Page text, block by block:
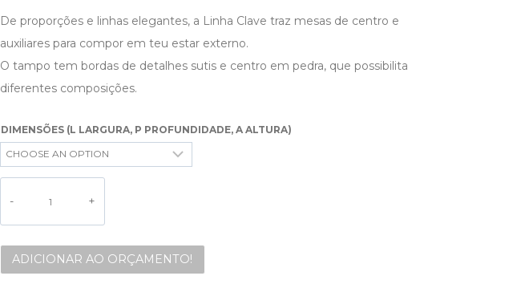
De proporções e linhas elegantes, a Linha Clave traz mesas de centro e
auxiliares para compor em teu estar externo.
O tampo tem bordas de detalhes sutis e centro em pedra, que possibilita
diferentes composições.
DIMENSÕES (L LARGURA, P PROFUNDIDADE, A ALTURA)
ADICIONAR AO ORÇAMENTO!